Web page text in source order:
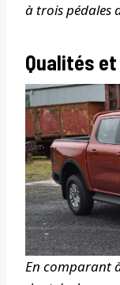
à trois pédales
Qualités
En comparant